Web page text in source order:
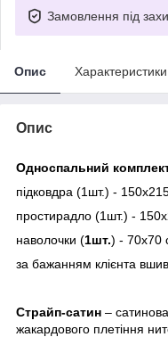
Замовлення під
Опис Характеристики
Опис
Односпальний
підковдра (1шт.) -
простирадло (1шт.) -
наволочки (1шт.) - 70х70
за бажанням клієнта
Страйп-сатин –
жакардового плетіння